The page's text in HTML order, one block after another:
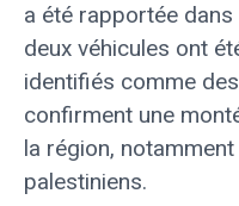
a été rapportée
deux véhicules ont
identifiés comme
confirment une
la région,
palestiniens.